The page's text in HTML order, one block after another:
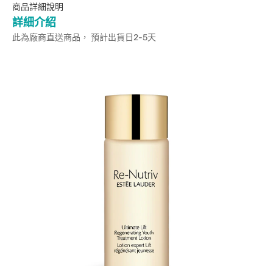
商品詳細說明
詳細介紹
此為廠商直送商品， 預計出貨日2-5天